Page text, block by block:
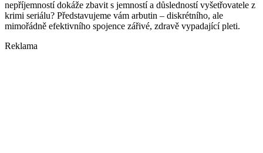
nepříjemností dokáže zbavit s jemností a důsledností vyšetřovatele z
krimi seriálu? Představujeme vám arbutin – diskrétního, ale
mimořádně efektivního spojence zářivé, zdravě vypadající pleti.
Reklama